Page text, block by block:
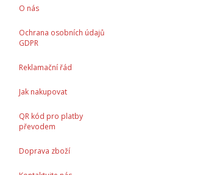
O nás
Ochrana osobních údajů
GDPR
Reklamační řád
Jak nakupovat
QR kód pro platby
převodem
Doprava zboží